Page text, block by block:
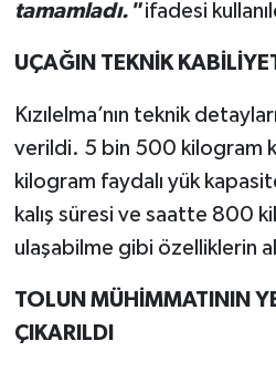
tamamladı."ifadesi
UÇAĞIN TEKNİK
Kızılelma’nın teknik
verildi. 5 bin 500 kilogram
kilogram faydalı yük
kalış süresi ve saatte 800
ulaşabilme gibi özelliklerin
TOLUN MÜHİMMATININ
ÇIKARILDI